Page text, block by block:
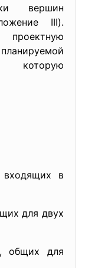
вершин
III).
которую
в
для двух
общих для